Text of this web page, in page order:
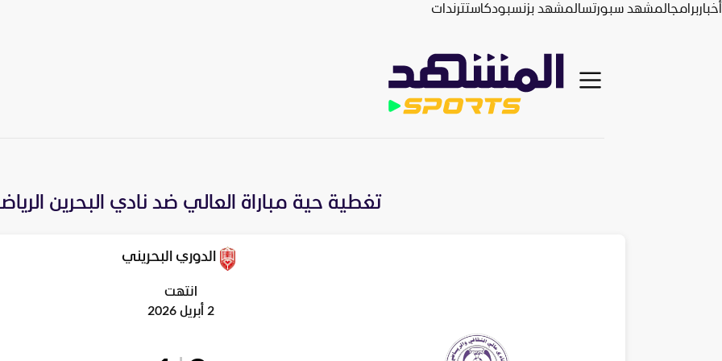
أخباربرامجالمشهد سبورتسالمشهد بزنسبودكاستترندات
تغطية حية مباراة العالي ضد نادي البحرين
الدوري البحريني
انتهت
2 أبريل 2026